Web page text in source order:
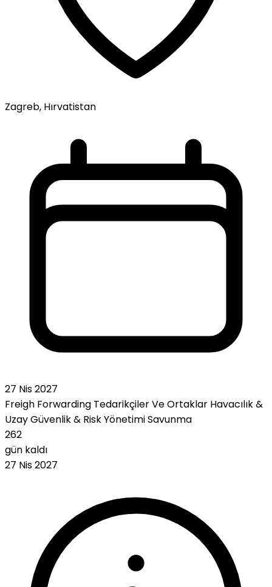
Zagreb, Hırvatistan
27 Nis 2027
Freigh Forwarding Tedarikçiler Ve Ortaklar Havacılık &
UzayGüvenlik & Risk YönetimiSavunma
262
gün kaldı
27 Nis 2027